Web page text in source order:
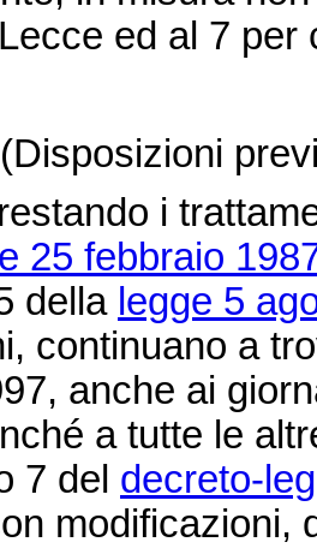
ed al 7
(Disposizioni
i
25 febbraio
della legge 5
continuano a
anche ai
a tutte le
7 del decreto-
modificazioni,